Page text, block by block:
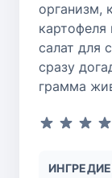
организм,
картофеля
салат для
сразу
грамма